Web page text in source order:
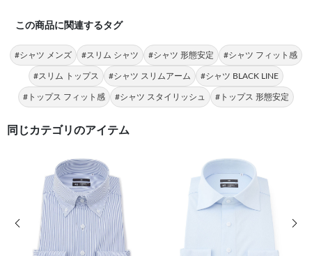
この商品に関連するタグ
#シャツ メンズ #スリム シャツ #シャツ 形態安定 #シャツ フィット感
#スリム トップス #シャツ スリムアーム #シャツ BLACK LINE
#トップス フィット感 #シャツ スタイリッシュ #トップス 形態安定
同じカテゴリのアイテム
前の画像